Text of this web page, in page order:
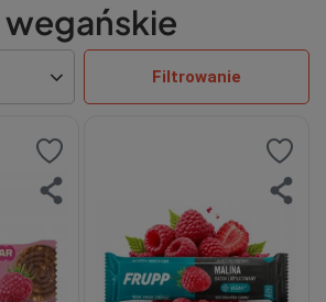
wegańskie
Filtrowanie